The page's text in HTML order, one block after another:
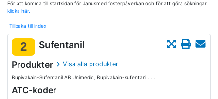
För att komma till startsidan för Janusmed fosterpåverkan och för att göra sökningar
klicka här.
Tillbaka till index
2 Sufentanil
Produkter Visa alla produkter
Bupivakain-Sufentanil AB Unimedic, Bupivakain-sufentani......
ATC-koder